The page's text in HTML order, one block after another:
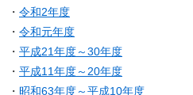
・ 令和2年度
・ 令和元年度
・ 平成21年度～30年度
・ 平成11年度～20年度
・ 昭和63年度～平成10年度